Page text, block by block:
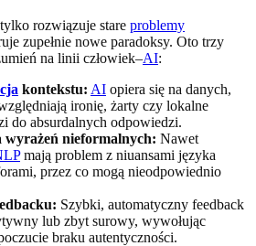
rozwiązuje stare problemy
zupełnie nowe paradoksy. Oto trzy
na linii człowiek–AI:
kontekstu: AI opiera się na danych,
ironię, żarty czy lokalne
do absurdalnych odpowiedzi.
nieformalnych: Nawet
mają problem z niuansami języka
przez co mogą nieodpowiednio
Szybki, automatyczny feedback
lub zbyt surowy, wywołując
braku autentyczności.